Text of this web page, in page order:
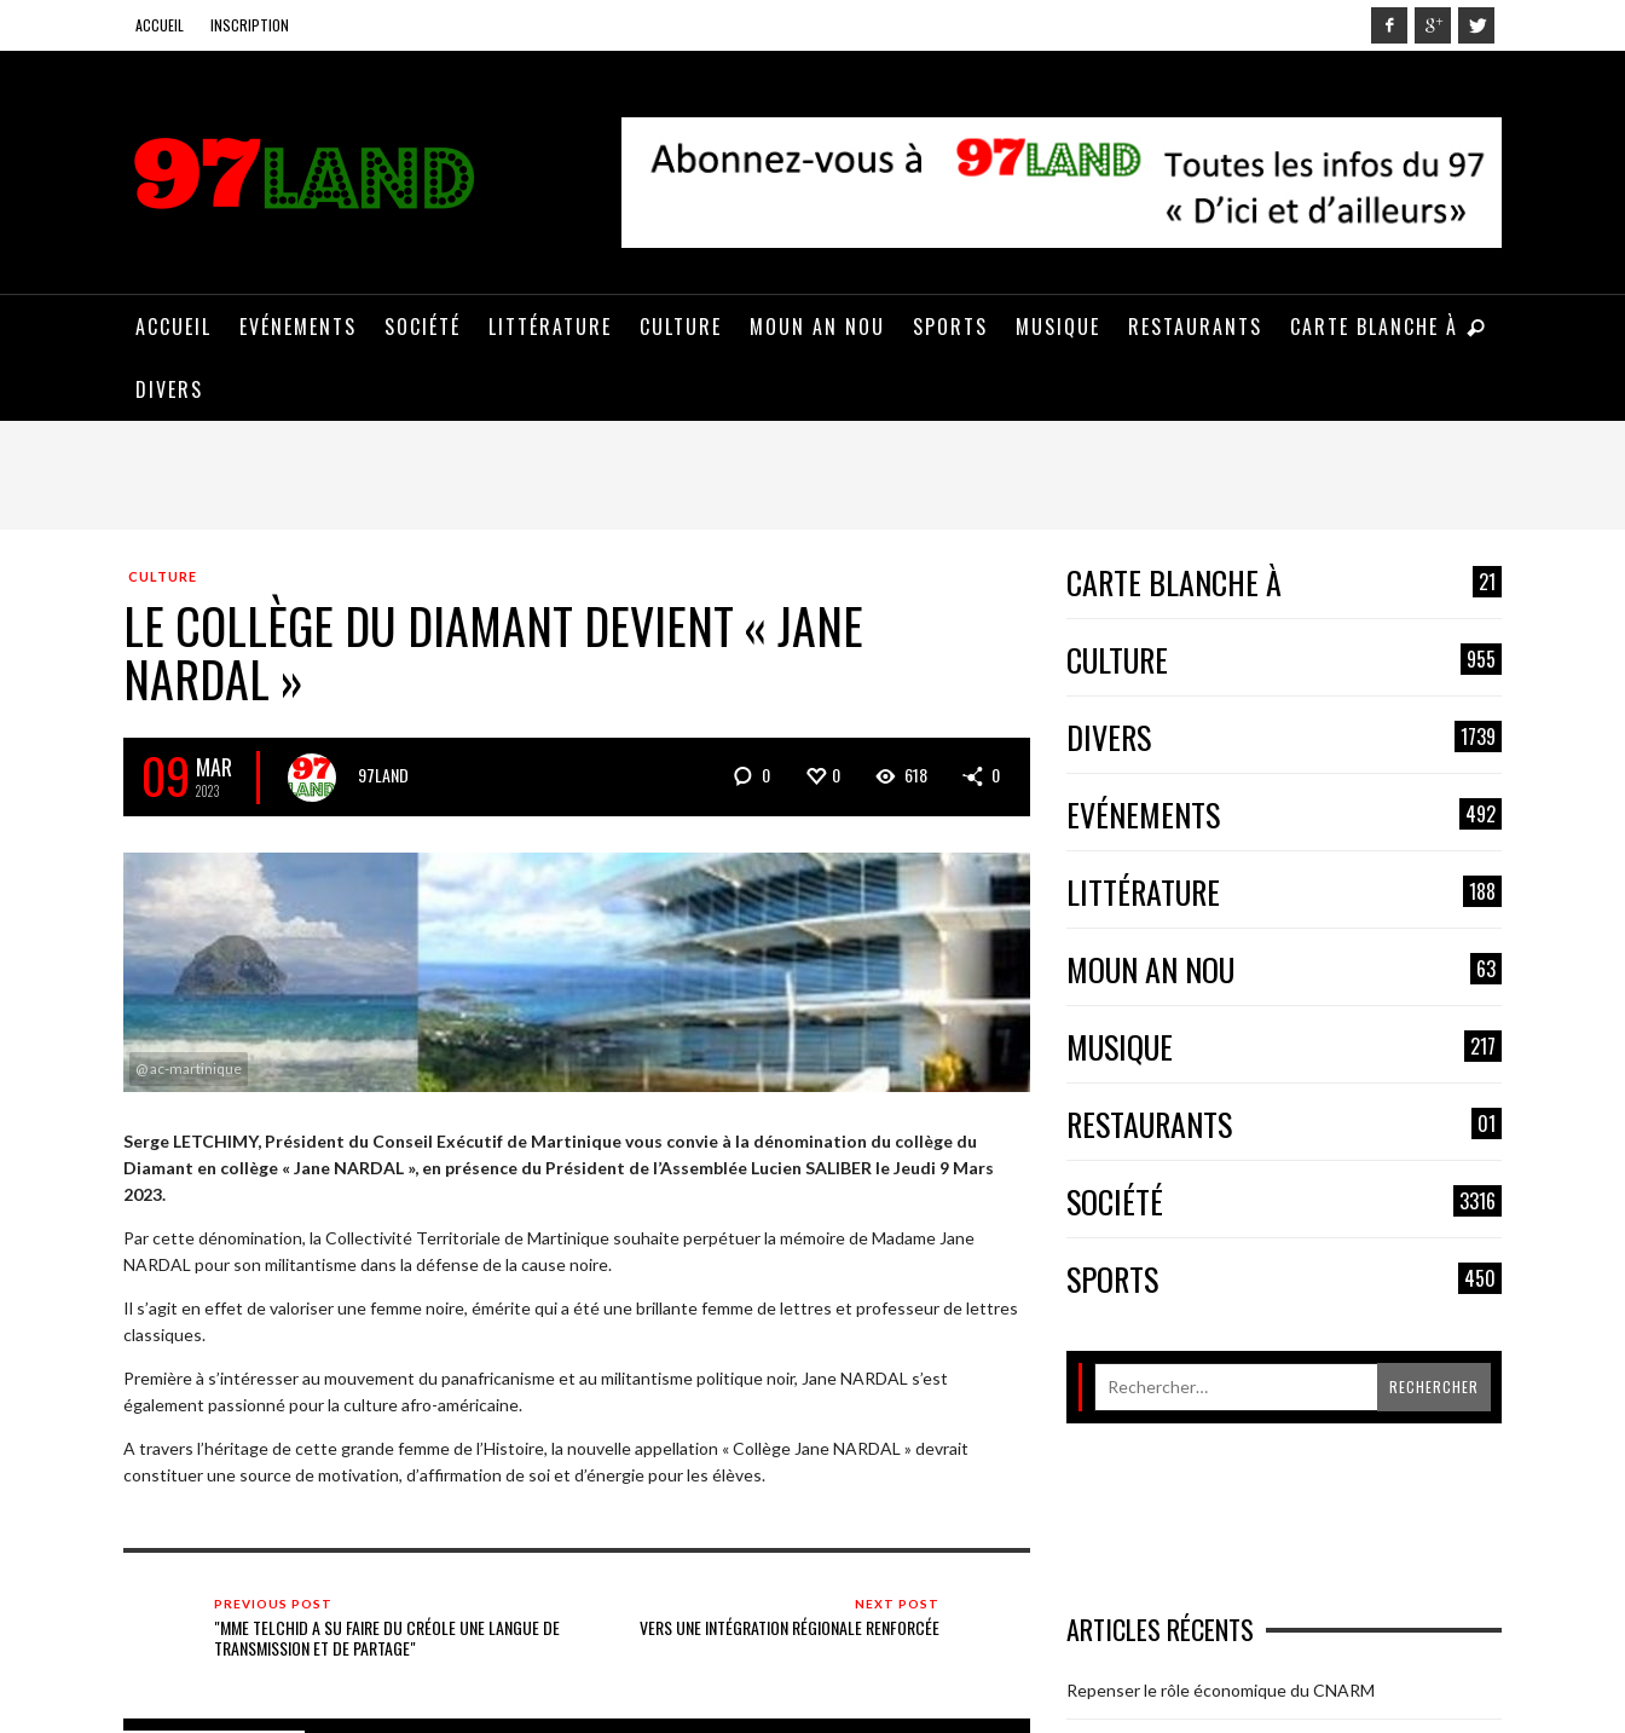
ACCUEIL INSCRIPTION
ACCUEIL EVÉNEMENTS SOCIÉTÉ LITTÉRATURE CULTURE MOUN AN NOU SPORTS MUSIQUE RESTAURANTS CARTE BLANCHE À
DIVERS
CULTURE
LE COLLÈGE DU DIAMANT DEVIENT « JANE
NARDAL »
09 MAR
2023
97LAND 0 0 618 0
@ ac-martinique
Serge LETCHIMY, Président du Conseil Exécutif de Martinique vous convie à la dénomination du collège du
Diamant en collège « Jane NARDAL », en présence du Président de l’Assemblée Lucien SALIBER le Jeudi 9 Mars
2023.
Par cette dénomination, la Collectivité Territoriale de Martinique souhaite perpétuer la mémoire de Madame Jane
NARDAL pour son militantisme dans la défense de la cause noire.
Il s’agit en effet de valoriser une femme noire, émérite qui a été une brillante femme de lettres et professeur de lettres
classiques.
Première à s’intéresser au mouvement du panafricanisme et au militantisme politique noir, Jane NARDAL s’est
également passionné pour la culture afro-américaine.
A travers l’héritage de cette grande femme de l’Histoire, la nouvelle appellation « Collège Jane NARDAL » devrait
constituer une source de motivation, d’affirmation de soi et d’énergie pour les élèves.
PREVIOUS POST
"MME TELCHID A SU FAIRE DU CRÉOLE UNE LANGUE DE
TRANSMISSION ET DE PARTAGE"
NEXT POST
VERS UNE INTÉGRATION RÉGIONALE RENFORCÉE
CARTE BLANCHE À 21
CULTURE 955
DIVERS 1739
EVÉNEMENTS 492
LITTÉRATURE 188
MOUN AN NOU 63
MUSIQUE 217
RESTAURANTS 01
SOCIÉTÉ 3316
SPORTS 450
ARTICLES RÉCENTS
Repenser le rôle économique du CNARM